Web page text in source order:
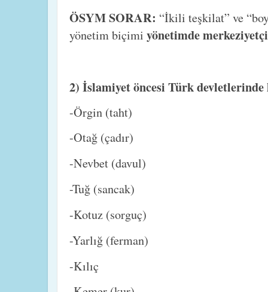
ÖSYM SORAR: “İkili teşkilat” ve
yönetim biçimi yönetimde merkeziyetçi
2) İslamiyet öncesi Türk
-Örgin (taht)
-Otağ (çadır)
-Nevbet (davul)
-Tuğ (sancak)
-Kotuz (sorguç)
-Yarlığ (ferman)
-Kılıç